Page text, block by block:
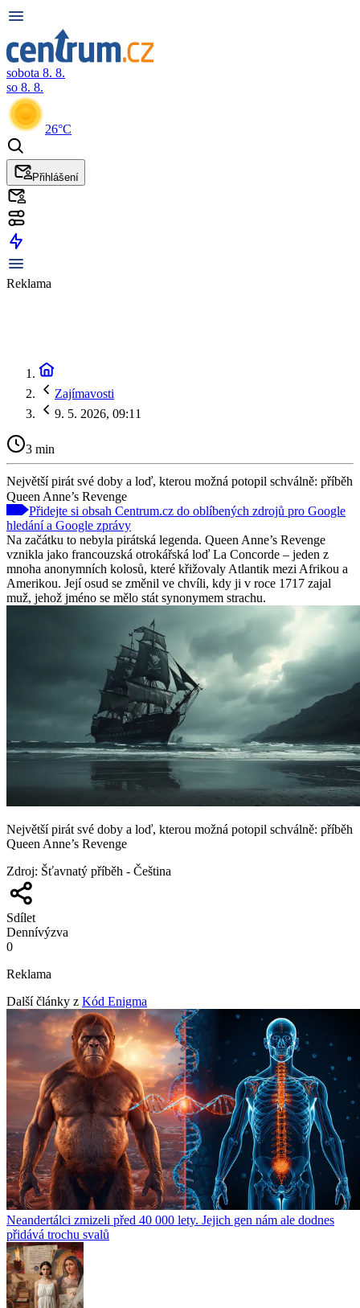
sobota 8. 8.
so 8. 8.
26°C
Přihlášení
Reklama
Zajímavosti
9. 5. 2026, 09:11
3 min
Největší pirát své doby a loď, kterou možná potopil schválně: příběh
Queen Anne’s Revenge
Přidejte si obsah Centrum.cz do oblíbených zdrojů pro Google
hledání a Google zprávy
Na začátku to nebyla pirátská legenda. Queen Anne’s Revenge
vznikla jako francouzská otrokářská loď La Concorde – jeden z
mnoha anonymních kolosů, které křižovaly Atlantik mezi Afrikou a
Amerikou. Její osud se změnil ve chvíli, kdy ji v roce 1717 zajal
muž, jehož jméno se mělo stát synonymem strachu.
Největší pirát své doby a loď, kterou možná potopil schválně: příběh
Queen Anne’s Revenge
Zdroj: Šťavnatý příběh - Čeština
Sdílet
Dennívýzva
0
Reklama
Další články z Kód Enigma
Neandertálci zmizeli před 40 000 lety. Jejich gen nám ale dodnes
přidává trochu svalů